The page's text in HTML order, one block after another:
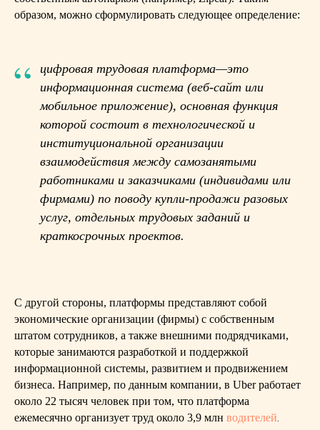
образом, можно сформулировать следующее определение:
“
цифровая трудовая платформа—это
информационная система (веб-сайт или
мобильное приложение), основная функция
которой состоит в технологической и
институциональной организации
взаимодействия между самозанятыми
работниками и заказчиками (индивидами или
фирмами) по поводу купли-продажи разовых
услуг, отдельных трудовых заданий и
краткосрочных проектов.
С другой стороны, платформы представляют собой
экономические организации (фирмы) с собственным
штатом сотрудников, а также внешними подрядчиками,
которые занимаются разработкой и поддержкой
информационной системы, развитием и продвижением
бизнеса. Например, по данным компании, в Uber работает
около 22 тысяч человек при том, что платформа
ежемесячно организует труд около 3,9 млн водителей